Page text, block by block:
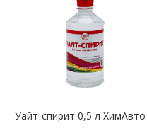
Уайт-спирит 0,5 л ХимАвто